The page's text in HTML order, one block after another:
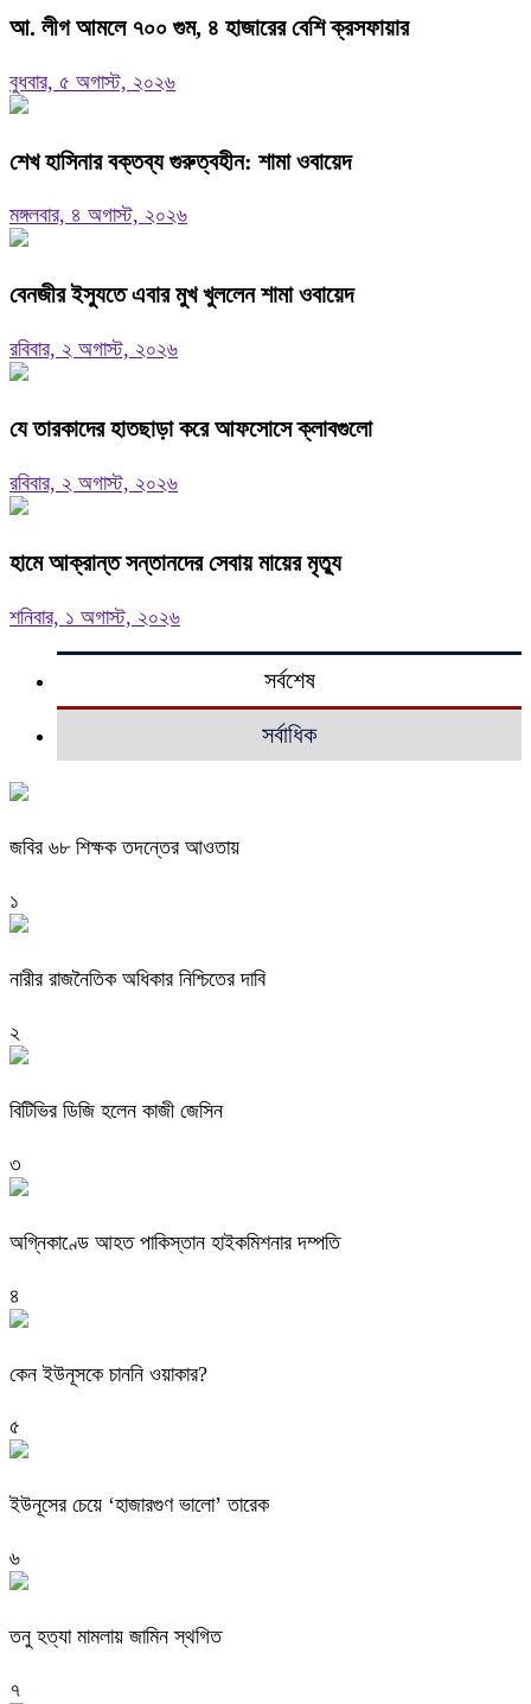
আ. লীগ আমলে ৭০০ গুম, ৪ হাজারের বেশি ক্রসফায়ার
বুধবার, ৫ অগাস্ট, ২০২৬
শেখ হাসিনার বক্তব্য গুরুত্বহীন: শামা ওবায়েদ
মঙ্গলবার, ৪ অগাস্ট, ২০২৬
বেনজীর ইস্যুতে এবার মুখ খুললেন শামা ওবায়েদ
রবিবার, ২ অগাস্ট, ২০২৬
যে তারকাদের হাতছাড়া করে আফসোসে ক্লাবগুলো
রবিবার, ২ অগাস্ট, ২০২৬
হামে আক্রান্ত সন্তানদের সেবায় মায়ের মৃত্যু
শনিবার, ১ অগাস্ট, ২০২৬
সর্বশেষ
সর্বাধিক
জবির ৬৮ শিক্ষক তদন্তের আওতায়
১
নারীর রাজনৈতিক অধিকার নিশ্চিতের দাবি
২
বিটিভির ডিজি হলেন কাজী জেসিন
৩
অগ্নিকাণ্ডে আহত পাকিস্তান হাইকমিশনার দম্পতি
৪
কেন ইউনূসকে চাননি ওয়াকার?
৫
ইউনূসের চেয়ে ‘হাজারগুণ ভালো’ তারেক
৬
তনু হত্যা মামলায় জামিন স্থগিত
৭